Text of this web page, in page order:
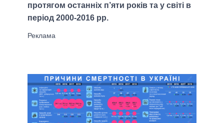
протягом останніх п’яти років та у світі в
період 2000-2016 рр.